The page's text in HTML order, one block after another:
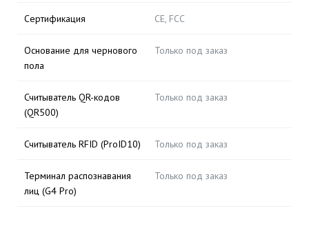
Сертификация CE, FCC
Основание для чернового
пола
Только под заказ
Считыватель QR-кодов
(QR500)
Только под заказ
Считыватель RFID (ProID10) Только под заказ
Терминал распознавания
лиц (G4 Pro)
Только под заказ